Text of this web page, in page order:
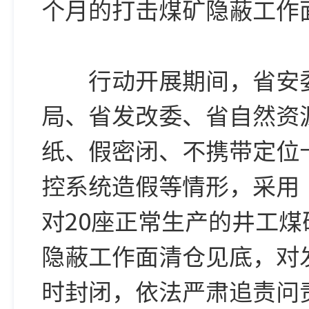
个月的打击煤矿隐蔽工
行动开展期间，省安
局、省发改委、省自然
纸、假密闭、不携带定位
控系统造假等情形，采
对20座正常生产的井工
隐蔽工作面清仓见底，
时封闭，依法严肃追责问